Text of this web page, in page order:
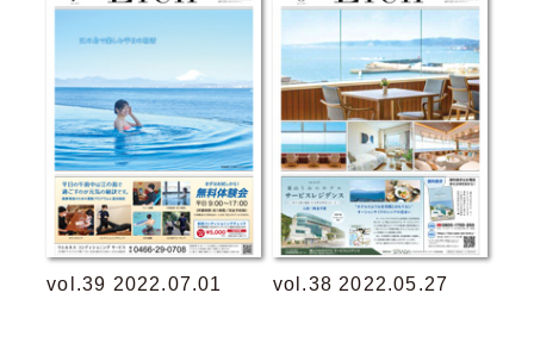
vol.39 2022.07.01 vol.38 2022.05.27